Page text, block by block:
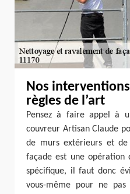
Nos
règles de l’art
Pensez à faire appel à
couvreur Artisan Claude
de murs extérieurs et
façade est une
spécifique, il faut donc
vous-même pour ne